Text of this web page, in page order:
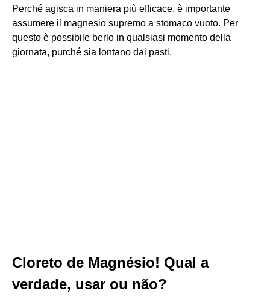
Perché agisca in maniera più efficace, è importante
assumere il magnesio supremo a stomaco vuoto. Per
questo è possibile berlo in qualsiasi momento della
giornata, purché sia lontano dai pasti.
Cloreto de Magnésio! Qual a
verdade, usar ou não?